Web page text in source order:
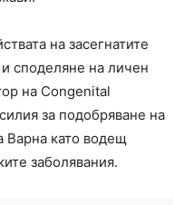
на засегнатите
споделяне на личен
на Congenital
за подобряване на
Варна като водещ
заболявания.